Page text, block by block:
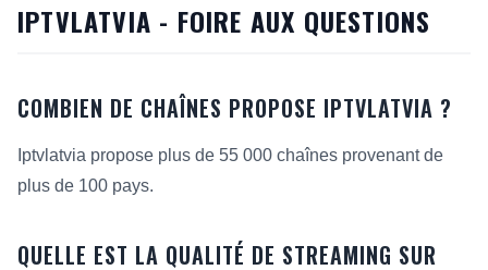
IPTVLATVIA - FOIRE AUX QUESTIONS
COMBIEN DE CHAÎNES PROPOSE IPTVLATVIA ?
Iptvlatvia propose plus de 55 000 chaînes provenant de
plus de 100 pays.
QUELLE EST LA QUALITÉ DE STREAMING SUR